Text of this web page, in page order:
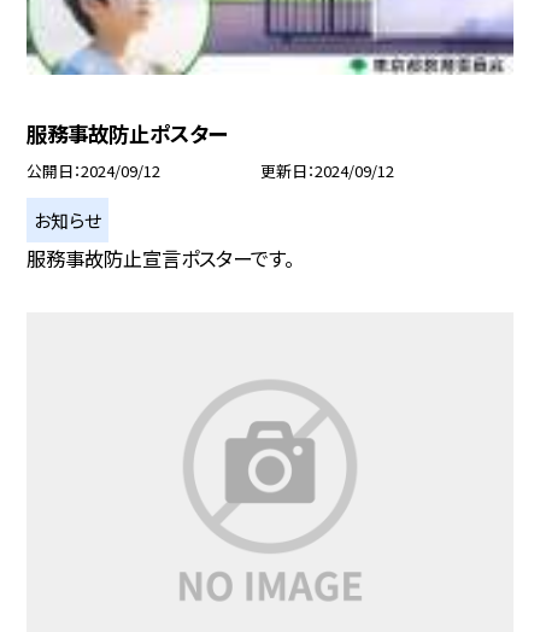
服務事故防止ポスター
公開日 2024/09/12 更新日 2024/09/12
お知らせ
服務事故防止宣言ポスターです。